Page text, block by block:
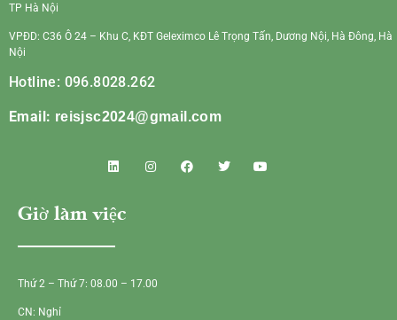
TP Hà Nội
VPĐD: C36 Ô 24 – Khu C, KĐT Geleximco Lê Trọng Tấn, Dương Nội, Hà Đông, Hà
Nội
Hotline: 096.8028.262
Email: reisjsc2024@gmail.com
Giờ làm việc
Thứ 2 – Thứ 7: 08.00 – 17.00
CN: Nghỉ